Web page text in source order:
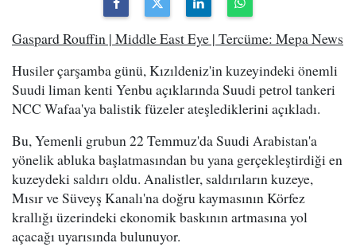
Gaspard Rouffin | Middle East Eye | Tercüme: Mepa News
Husiler çarşamba günü, Kızıldeniz'in kuzeyindeki önemli
Suudi liman kenti Yenbu açıklarında Suudi petrol tankeri
NCC Wafaa'ya balistik füzeler ateşlediklerini açıkladı.
Bu, Yemenli grubun 22 Temmuz'da Suudi Arabistan'a
yönelik abluka başlatmasından bu yana gerçekleştirdiği en
kuzeydeki saldırı oldu. Analistler, saldırıların kuzeye,
Mısır ve Süveyş Kanalı'na doğru kaymasının Körfez
krallığı üzerindeki ekonomik baskının artmasına yol
açacağı uyarısında bulunuyor.